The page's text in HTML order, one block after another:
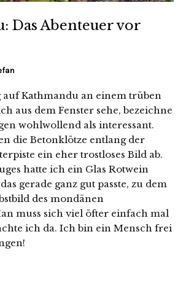
Das Abenteuer vor
Kathmandu an einem trüben
aus dem Fenster sehe, bezeichne
wohlwollend als interessant.
die Betonklötze entlang der
ein eher trostloses Bild ab.
hatte ich ein Glas Rotwein
gerade ganz gut passte, zu dem
des mondänen
muss sich viel öfter einfach mal
ich da. Ich bin ein Mensch frei